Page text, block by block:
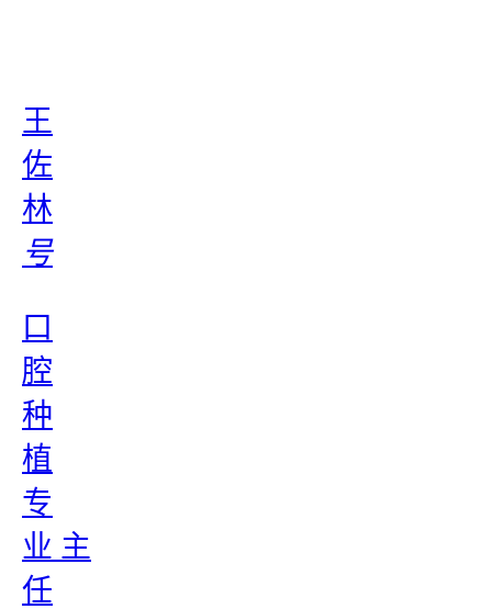
王
佐
林
号
口
腔
种
植
专
业 主
任